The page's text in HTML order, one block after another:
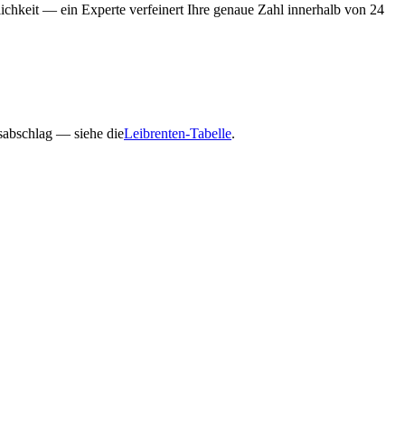
— ein Experte verfeinert Ihre genaue Zahl innerhalb von 24
— siehe dieLeibrenten-Tabelle.